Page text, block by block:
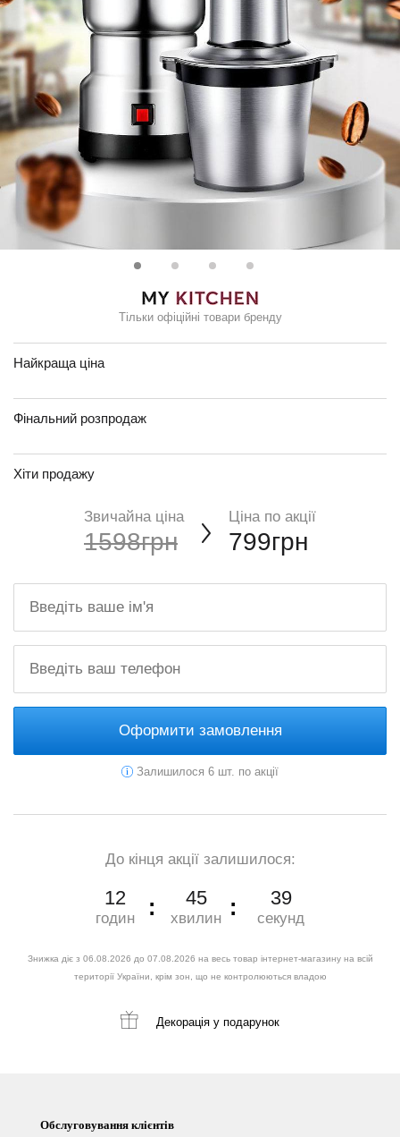
Тільки офіційні товари бренду
Найкраща ціна
Фінальний розпродаж
Хіти продажу
Звичайна ціна
1598грн
Ціна по акції
799грн
Оформити замовлення
Залишилося 6 шт. по акції
До кінця акції залишилося:
12
годин
45
хвилин
37
секунд
Знижка діє з 06.08.2026 до 07.08.2026 на весь товар інтернет-магазину на всій
території України, крім зон, що не контролюються владою
Декорація у подарунок
Обслуговування клієнтів